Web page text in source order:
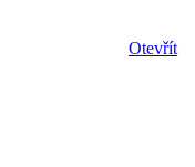
Otevřít